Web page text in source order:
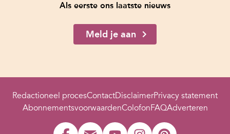
Als eerste ons laatste nieuws
Meld je aan
Redactioneel procesContactDisclaimerPrivacy statement
AbonnementsvoorwaardenColofonFAQAdverteren